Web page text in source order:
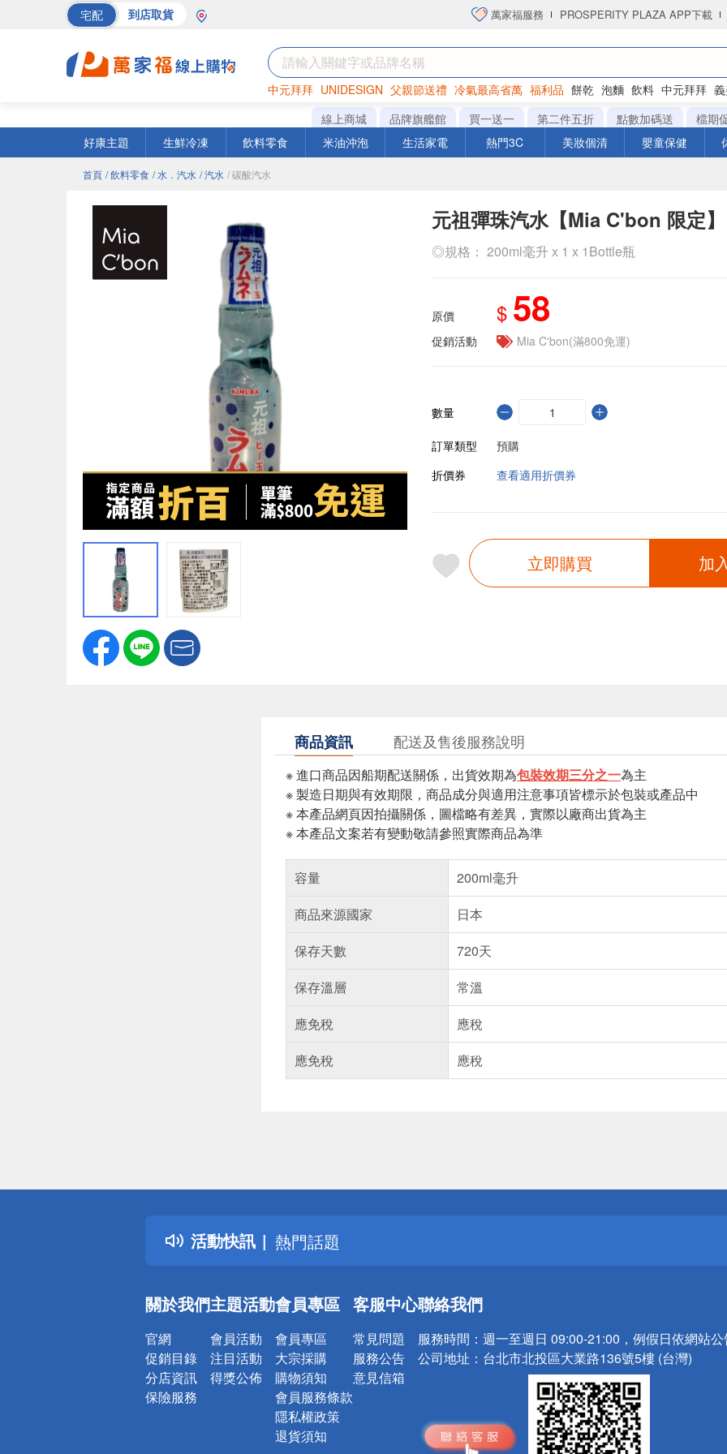
宅配 到店取貨 萬家福服務 PROSPERITY PLAZA APP下載
中元拜拜 UNIDESIGN 父親節送禮 冷氣最高省萬 福利品 餅乾 泡麵 飲料 中元拜拜
罐頭 海苔 洋芋片
線上商城 品牌旗艦館 買一送一 第二件五折 點數加碼送
檔期
好康主題
生鮮冷凍 飲料零食 米油沖泡 生活家電 熱門3C 美妝個清 嬰童保健
首頁 / 飲料零食 / 水．汽水 / 汽水 / 碳酸汽水
元祖彈珠汽水【Mia C'bon 限定】
◎規格： 200ml毫升 x 1 x 1Bottle瓶
原價 $ 58
促銷活動 Mia C'bon(滿800免運)
數量
訂單類型
預購
折價券
查看適用折價券
立即購買 加
商品資訊 配送及售後服務說明
※ 進口商品因船期配送關係，出貨效期為包裝效期三分之一為主
※ 製造日期與有效期限，商品成分與適用注意事項皆標示於包裝或產品中
※ 本產品網頁因拍攝關係，圖檔略有差異，實際以廠商出貨為主
※ 本產品文案若有變動敬請參照實際商品為準
容量
200ml毫升
商品來源國家
日本
保存天數
720天
保存溫層
常溫
應免稅
應稅
應免稅
應稅
活動快訊
詐騙網頁！請小心！
得獎公告
熱門話題
銀行優惠
詐騙網頁！請小心！
關於我們
官網
促銷目錄
分店資訊
保險服務
主題活動
會員活動
注目活動
得獎公佈
會員專區
會員專區
大宗採購
購物須知
會員服務條款
隱私權政策
退貨須知
客服中心
常見問題
服務公告
意見信箱
聯絡我們
服務時間： 週一至週日 09:00-21:00，例假日依網站
公司地址： 台北市北投區大業路136號5樓 (台灣)